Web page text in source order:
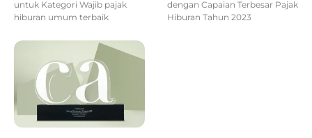
untuk Kategori Wajib pajak
hiburan umum terbaik
dengan Capaian Terbesar Pajak
Hiburan Tahun 2023